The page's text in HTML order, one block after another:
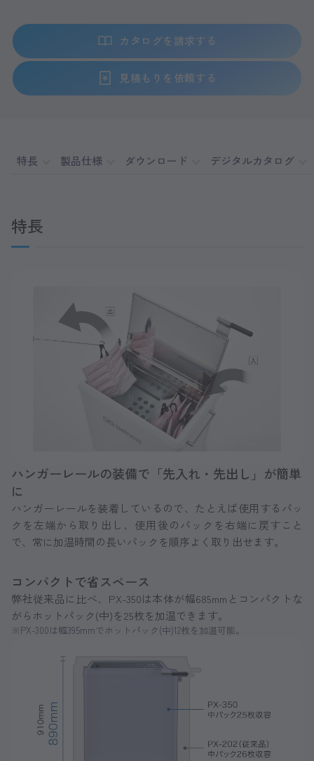
カタログを請求する
見積もりを依頼する
特長 製品仕様 ダウンロード デジタルカタログ
特長
ハンガーレールの装備で「先入れ・先出し」が簡単
に
ハンガーレールを装着しているので、たとえば使用するパッ
クを左端から取り出し、使用後のパックを右端に戻すこと
で、常に加温時間の長いパックを順序よく取り出せます。
コンパクトで省スペース
弊社従来品に比べ、PX-350は本体が幅685mmとコンパクトな
がらホットパック(中)を25枚を加温できます。
※PX-300は幅395mmでホットパック(中)12枚を加温可能。